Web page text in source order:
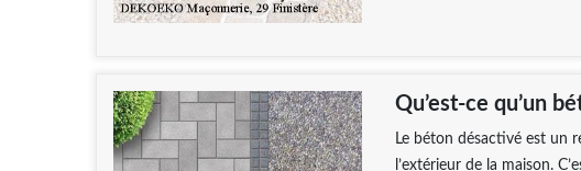
Qu’est-ce qu’un
Le béton désactivé est un
l’extérieur de la maison.